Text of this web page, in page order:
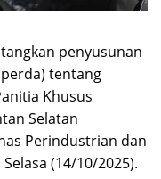
penyusunan
tentang
Khusus
Selatan
Perindustrian dan
(14/10/2025).